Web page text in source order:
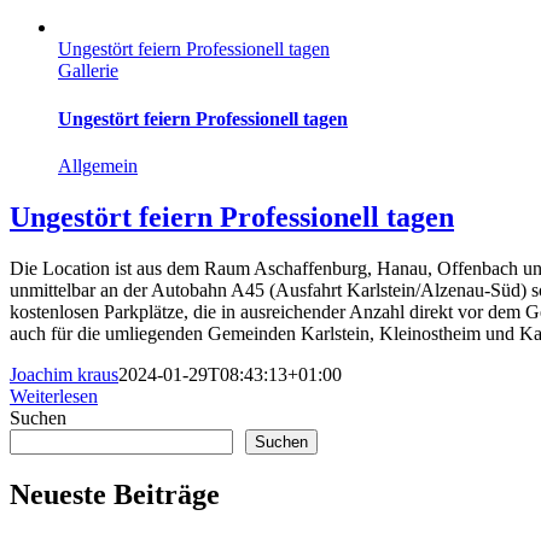
Ungestört feiern Professionell tagen
Gallerie
Ungestört feiern Professionell tagen
Allgemein
Ungestört feiern Professionell tagen
Die Location ist aus dem Raum Aschaffenburg, Hanau, Offenbach
unmittelbar an der Autobahn A45 (Ausfahrt Karlstein/Alzenau-Süd)
kostenlosen Parkplätze, die in ausreichender Anzahl direkt vor dem
auch für die umliegenden Gemeinden Karlstein, Kleinostheim und
Joachim kraus2024-01-29T08:43:13+01:00
Weiterlesen
Suchen
Suchen
Neueste Beiträge